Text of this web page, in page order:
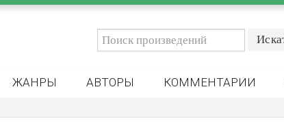
ЖАНРЫ АВТОРЫ КОММЕНТАРИИ